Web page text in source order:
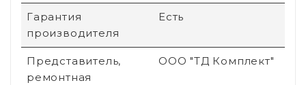
Гарантия
производителя
Есть
Представитель,
ремонтная
ООО "ТД Комплект"